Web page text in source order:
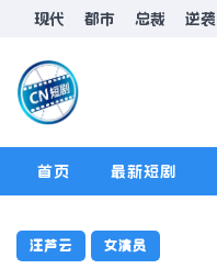
现代 都市 总裁 逆袭
首页 最新短剧
排行榜
汪芦云 女演员